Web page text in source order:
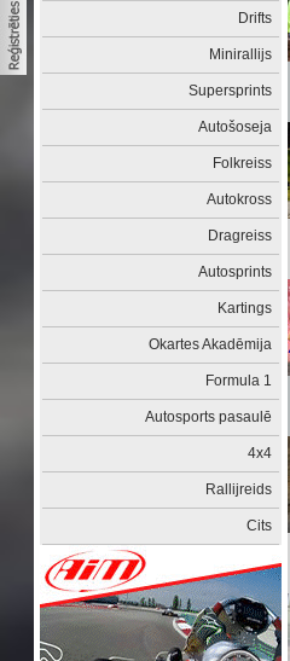
Drifts
Minirallijs
Supersprints
Autošoseja
Folkreiss
Autokross
Dragreiss
Autosprints
Kartings
Okartes Akadēmija
Formula 1
Autosports pasaulē
4x4
Rallijreids
Cits